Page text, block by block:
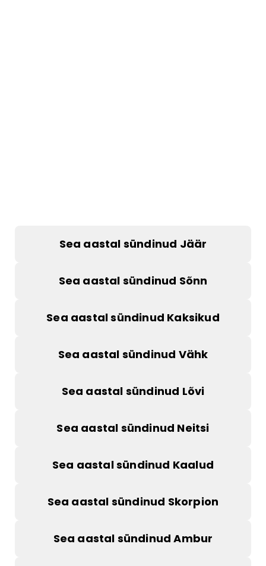
Sea aastal sündinud Jäär
Sea aastal sündinud Sõnn
Sea aastal sündinud Kaksikud
Sea aastal sündinud Vähk
Sea aastal sündinud Lõvi
Sea aastal sündinud Neitsi
Sea aastal sündinud Kaalud
Sea aastal sündinud Skorpion
Sea aastal sündinud Ambur